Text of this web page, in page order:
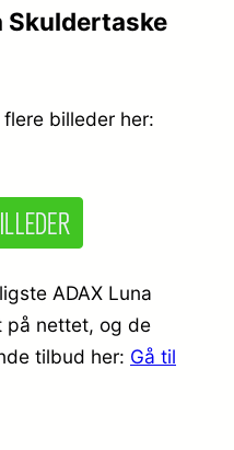
k
.
7
9
Skuldertaske
billeder her:
ADAX Luna
på nettet, og de
tilbud her: Gå til